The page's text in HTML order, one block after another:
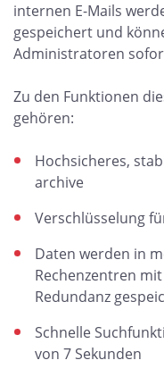
internen E-Mails
gespeichert und
Administratoren
Zu den Funktionen
gehören:
Hochsicheres,
archive
Verschlüsselung
Daten werden in
Rechenzentren
Redundanz
Schnelle
von 7 Sekunden